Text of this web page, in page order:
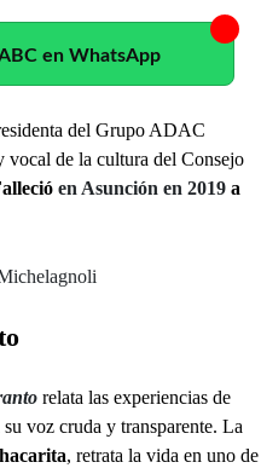
en WhatsApp
del Grupo ADAC
de la cultura del Consejo
en Asunción en 2019 a
relata las experiencias de
voz cruda y transparente. La
, retrata la vida en uno de